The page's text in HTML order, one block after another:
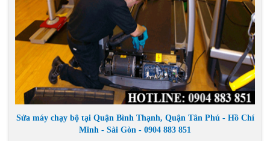
Sửa máy chạy bộ tại Quận Bình Thạnh, Quận Tân Phú - Hồ Chí
Minh - Sài Gòn - 0904 883 851